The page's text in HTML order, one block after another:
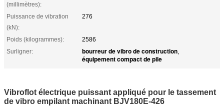
(millimètres):
Puissance de vibration
(kN):
276
Poids (kilogrammes):
2586
Surligner:
bourreur de vibro de construction,
équipement compact de pile
Vibroflot électrique puissant appliqué pour le tassement
de vibro empilant machinant BJV180E-426